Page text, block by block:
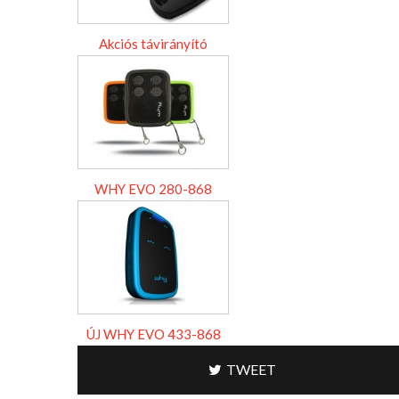
Akciós távirányító
WHY EVO 280-868
ÚJ WHY EVO 433-868
TWEET